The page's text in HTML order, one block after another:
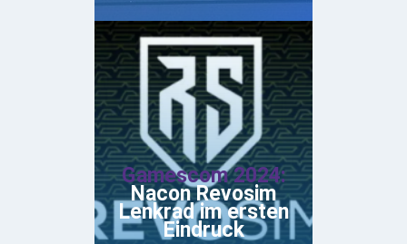
Gamescom 2024:
Nacon Revosim
Lenkrad im ersten
Eindruck